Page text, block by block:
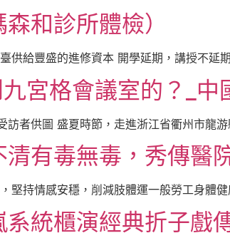
和診所體檢）
供給豐盛的進修資本 開學延期，講授不延
宮格會議室的？_中
者供圖 盛夏時節，走進浙江省衢州市龍
有毒無毒，秀傳醫
堅持情感安穩，削減肢體運一般勞工身體
統櫃演經典折子戲